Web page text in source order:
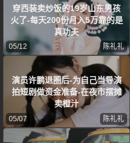
穿西装卖炒饭的19岁山东男孩
火了-每天200份月入5万靠的是
真功夫
05/12 陈礼礼
演员许鹏退圈后-为自己当导演
拍短剧做资金准备-在夜市摆摊
卖橙汁
05/07 陈礼礼